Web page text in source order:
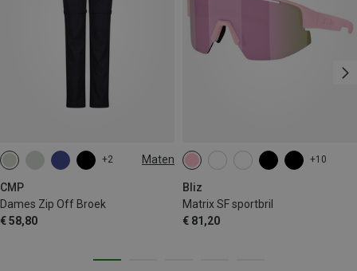
+2 Maten
CMP
Dames Zip Off Broek
€ 58,80
+10
Bliz
Matrix SF sportbril
€ 81,20